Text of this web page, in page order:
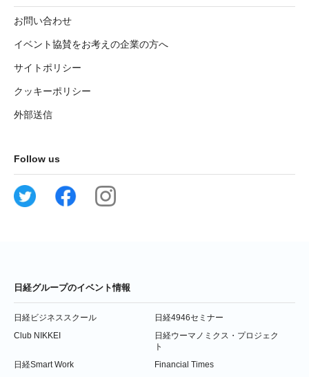
お問い合わせ
イベント協賛をお考えの企業の方へ
サイトポリシー
クッキーポリシー
外部送信
Follow us
日経グループのイベント情報
日経ビジネススクール
日経4946セミナー
Club NIKKEI
日経ウーマノミクス・プロジェク
ト
日経Smart Work
Financial Times